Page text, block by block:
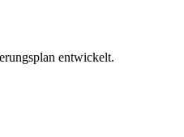
entwickelt.